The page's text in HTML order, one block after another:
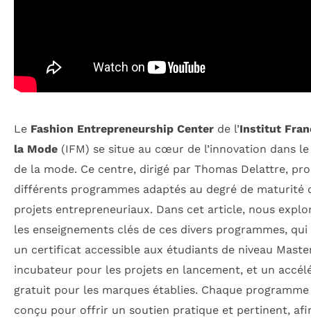
Le Fashion Entrepreneurship Center de l’Institut
la Mode (IFM) se situe au cœur de l’innovation dans
de la mode. Ce centre, dirigé par Thomas Delattre,
différents programmes adaptés au degré de maturité
projets entrepreneuriaux. Dans cet article, nous
les enseignements clés de ces divers programmes,
un certificat accessible aux étudiants de niveau
incubateur pour les projets en lancement, et un
gratuit pour les marques établies. Chaque
conçu pour offrir un soutien pratique et pertinent,